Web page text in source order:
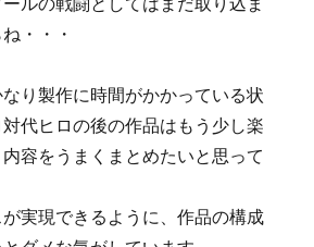
・・・
り製作に時間がかかっている状
代ヒロの後の作品はもう少し楽
容をうまくまとめたいと思って
実現できるように、作品の構成